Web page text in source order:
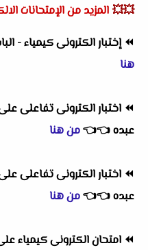
💥💥المزيد من الإمتحانات
⏪إختبار الكترونى كيمياء -
هنا
⏪ اختبار الكترونى تفاعلى
عبده👈
👈من هنا
⏪ اختبار الكترونى تفاعلى
عبده👈
👈من هنا
⏪ امتحان الكترونى كيمياء